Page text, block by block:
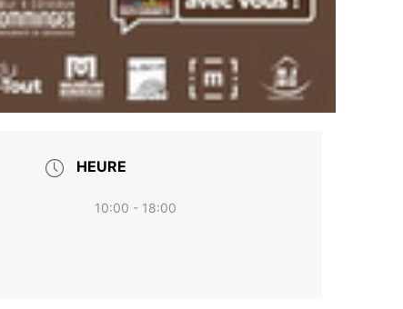
HEURE
10:00 - 18:00